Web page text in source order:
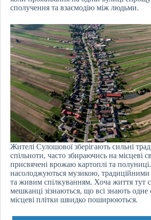
сполучення та взаємодію між людьми.
Жителі Сулошової зберігають сильні
спільноти, часто збираючись на місцеві
присвячені врожаю картоплі та
насолоджуються музикою, традиційними
та живим спілкуванням. Хоча життя тут
мешканці зізнаються, що всі знають одне
місцеві плітки швидко поширюються.